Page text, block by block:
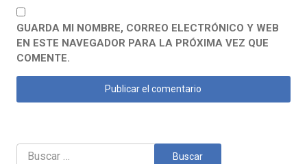
GUARDA MI NOMBRE, CORREO ELECTRÓNICO Y WEB
EN ESTE NAVEGADOR PARA LA PRÓXIMA VEZ QUE
COMENTE.
Buscar: